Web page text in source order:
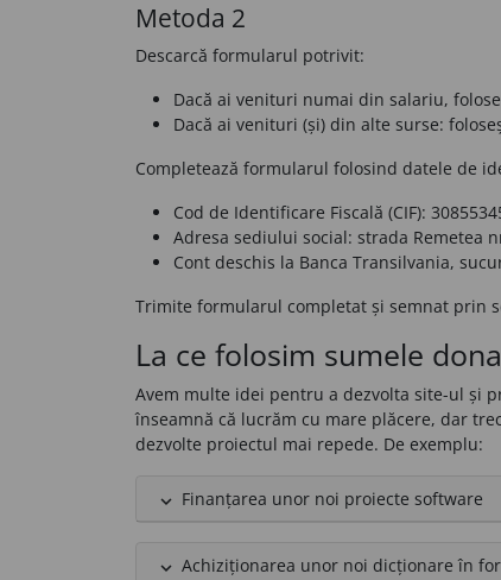
Metoda 2
Descarcă formularul potrivit:
Dacă ai venituri numai din salariu,
Dacă ai venituri (și) din alte surse:
Completează formularul folosind datele de
Cod de Identificare Fiscală (CIF):
Adresa sediului social: strada Remetea
Cont deschis la Banca Transilvania,
Trimite formularul completat și semnat prin
La ce folosim sumele
Avem multe idei pentru a dezvolta site-ul și
înseamnă că lucrăm cu mare plăcere, dar
dezvolte proiectul mai repede. De exemplu:
expand_less Finanțarea unor noi proiecte software
expand_less Achiziționarea unor noi dicționare în